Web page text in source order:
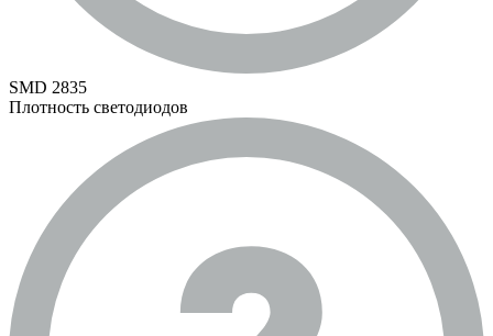
SMD 2835
Плотность светодиодов